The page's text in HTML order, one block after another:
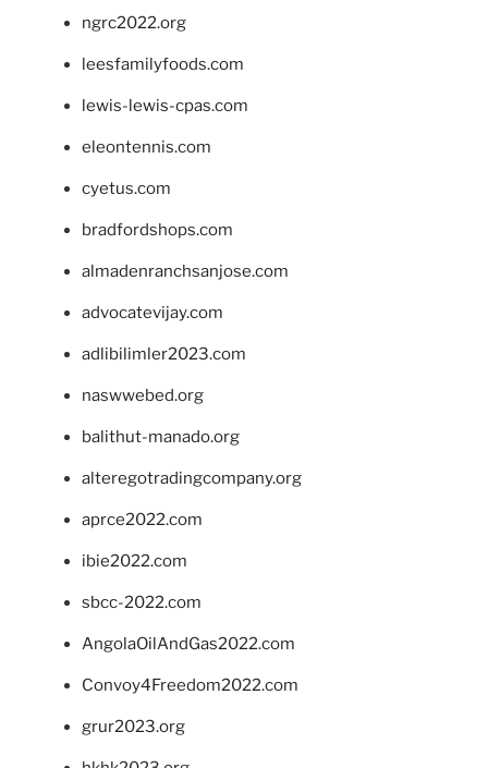
ngrc2022.org
leesfamilyfoods.com
lewis-lewis-cpas.com
eleontennis.com
cyetus.com
bradfordshops.com
almadenranchsanjose.com
advocatevijay.com
adlibilimler2023.com
naswwebed.org
balithut-manado.org
alteregotradingcompany.org
aprce2022.com
ibie2022.com
sbcc-2022.com
AngolaOilAndGas2022.com
Convoy4Freedom2022.com
grur2023.org